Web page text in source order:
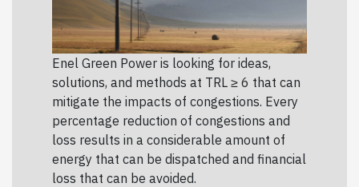
Enel Green Power is looking for ideas,
solutions, and methods at TRL ≥ 6 that can
mitigate the impacts of congestions. Every
percentage reduction of congestions and
loss results in a considerable amount of
energy that can be dispatched and financial
loss that can be avoided.